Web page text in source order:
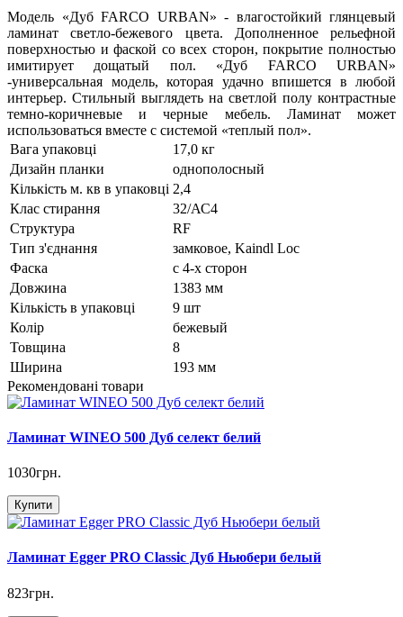
Модель «Дуб FARCO URBAN» - влагостойкий глянцевый
ламинат светло-бежевого цвета. Дополненное рельефной
поверхностью и фаской со всех сторон, покрытие полностью
имитирует дощатый пол. «Дуб FARCO URBAN»
-универсальная модель, которая удачно впишется в любой
интерьер. Стильный выглядеть на светлой полу контрастные
темно-коричневые и черные мебель. Ламинат может
использоваться вместе с системой «теплый пол».
Вага упаковці
17,0 кг
Дизайн планки
однополосный
Кількість м. кв в упаковці 2,4
Клас стирання
32/АС4
Структура
RF
Тип з'єднання
замковое, Kaindl Loc
Фаска
с 4-х сторон
Довжина
1383 мм
Кількість в упаковці
9 шт
Колір
бежевый
Товщина
8
Ширина
193 мм
Рекомендовані товари
Ламинат WINEO 500 Дуб селект белий
1030грн.
Купити
Ламинат Egger PRO Classic Дуб Ньюбери белый
823грн.